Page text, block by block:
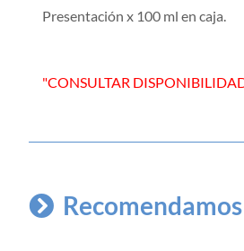
Presentación x 100 ml en caja.
"CONSULTAR
Recomendamos